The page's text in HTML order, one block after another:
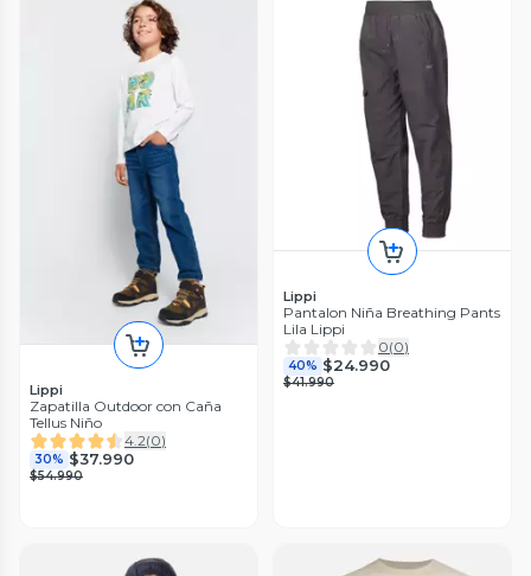
Lippi
Zapatilla Outdoor con Caña
Tellus Niño
4.2(0)
30% $37.990
$54.990
Lippi
Pantalon Niña Breathing Pants
Lila Lippi
0(0)
40% $24.990
$41.990